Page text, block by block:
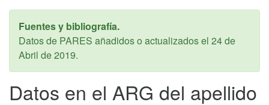
Fuentes y bibliografía.
Datos de PARES añadidos o actualizados el 24 de
Abril de 2019.
Datos en el ARG del apellido